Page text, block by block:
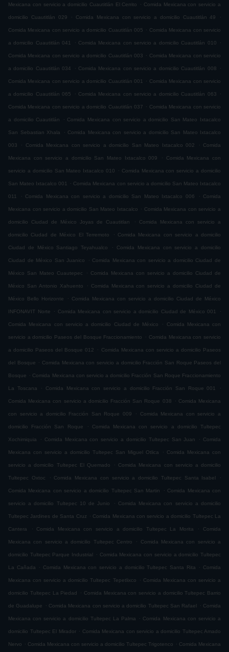
Mexicana con servicio a domicilio Cuautitlán El Cerrito . Comida Mexicana con servicio a
domicilio Cuautitlán 029 . Comida Mexicana con servicio a domicilio Cuautitlán 49 .
Comida Mexicana con servicio a domicilio Cuautitlán 005 . Comida Mexicana con servicio
a domicilio Cuautitlán 041 . Comida Mexicana con servicio a domicilio Cuautitlán 010 .
Comida Mexicana con servicio a domicilio Cuautitlán 003 . Comida Mexicana con servicio
a domicilio Cuautitlán 034 . Comida Mexicana con servicio a domicilio Cuautitlán 008 .
Comida Mexicana con servicio a domicilio Cuautitlán 001 . Comida Mexicana con servicio
a domicilio Cuautitlán 065 . Comida Mexicana con servicio a domicilio Cuautitlán 063 .
Comida Mexicana con servicio a domicilio Cuautitlán 037 . Comida Mexicana con servicio
a domicilio Cuautitlán . Comida Mexicana con servicio a domicilio San Mateo Ixtacalco
San Sebastian Xhala . Comida Mexicana con servicio a domicilio San Mateo Ixtacalco
003 . Comida Mexicana con servicio a domicilio San Mateo Ixtacalco 002 . Comida
Mexicana con servicio a domicilio San Mateo Ixtacalco 009 . Comida Mexicana con
servicio a domicilio San Mateo Ixtacalco 010 . Comida Mexicana con servicio a domicilio
San Mateo Ixtacalco 001 . Comida Mexicana con servicio a domicilio San Mateo Ixtacalco
011 . Comida Mexicana con servicio a domicilio San Mateo Ixtacalco 006 . Comida
Mexicana con servicio a domicilio San Mateo Ixtacalco . Comida Mexicana con servicio a
domicilio Ciudad de México Joyas de Cuautitlan . Comida Mexicana con servicio a
domicilio Ciudad de México El Terremoto . Comida Mexicana con servicio a domicilio
Ciudad de México Santiago Teyahualco . Comida Mexicana con servicio a domicilio
Ciudad de México San Juanico . Comida Mexicana con servicio a domicilio Ciudad de
México San Mateo Cuautepec . Comida Mexicana con servicio a domicilio Ciudad de
México San Antonio Xahuento . Comida Mexicana con servicio a domicilio Ciudad de
México Bello Horizonte . Comida Mexicana con servicio a domicilio Ciudad de México
INFONAVIT Norte . Comida Mexicana con servicio a domicilio Ciudad de México 001 .
Comida Mexicana con servicio a domicilio Ciudad de México . Comida Mexicana con
servicio a domicilio Paseos del Bosque Fraccionamiento . Comida Mexicana con servicio
a domicilio Paseos del Bosque 012 . Comida Mexicana con servicio a domicilio Paseos
del Bosque . Comida Mexicana con servicio a domicilio Fracción San Roque Paseos del
Bosque . Comida Mexicana con servicio a domicilio Fracción San Roque Fraccionamiento
La Toscana . Comida Mexicana con servicio a domicilio Fracción San Roque 001 .
Comida Mexicana con servicio a domicilio Fracción San Roque 038 . Comida Mexicana
con servicio a domicilio Fracción San Roque 009 . Comida Mexicana con servicio a
domicilio Fracción San Roque . Comida Mexicana con servicio a domicilio Tultepec
Xochimiquia . Comida Mexicana con servicio a domicilio Tultepec San Juan . Comida
Mexicana con servicio a domicilio Tultepec San Miguel Otlica . Comida Mexicana con
servicio a domicilio Tultepec El Quemado . Comida Mexicana con servicio a domicilio
Tultepec Oxtoc . Comida Mexicana con servicio a domicilio Tultepec Santa Isabel .
Comida Mexicana con servicio a domicilio Tultepec San Martin . Comida Mexicana con
servicio a domicilio Tultepec 10 de Junio . Comida Mexicana con servicio a domicilio
Tultepec Jardines de Santa Cruz . Comida Mexicana con servicio a domicilio Tultepec La
Cantera . Comida Mexicana con servicio a domicilio Tultepec La Morita . Comida
Mexicana con servicio a domicilio Tultepec Centro . Comida Mexicana con servicio a
domicilio Tultepec Parque Industrial . Comida Mexicana con servicio a domicilio Tultepec
La Cañada . Comida Mexicana con servicio a domicilio Tultepec Santa Rita . Comida
Mexicana con servicio a domicilio Tultepec Tepetlixco . Comida Mexicana con servicio a
domicilio Tultepec La Piedad . Comida Mexicana con servicio a domicilio Tultepec Barrio
de Guadalupe . Comida Mexicana con servicio a domicilio Tultepec San Rafael . Comida
Mexicana con servicio a domicilio Tultepec La Palma . Comida Mexicana con servicio a
domicilio Tultepec El Mirador . Comida Mexicana con servicio a domicilio Tultepec Amado
Nervo . Comida Mexicana con servicio a domicilio Tultepec Trigotenco . Comida Mexicana